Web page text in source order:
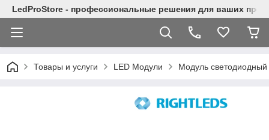
LedProStore - профессиональные решения для ваших
Товары и услуги LED Модули Модуль